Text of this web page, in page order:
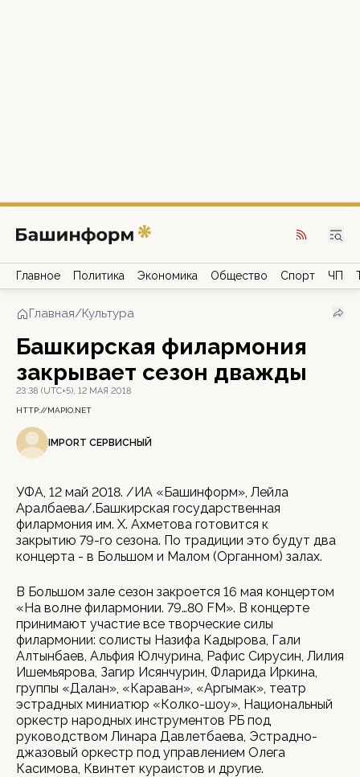
Главное Политика Экономика Общество Спорт ЧП
Главная/Культура
Башкирская филармония
закрывает сезон дважды
23:38 (UTC+5), 12 МАЯ 2018
HTTP://MAPIO.NET
IMPORT СЕРВИСНЫЙ
УФА, 12 май 2018. /ИА «Башинформ», Лейла
Аралбаева/.Башкирская государственная
филармония им. Х. Ахметова готовится к
закрытию 79-го сезона. По традиции это будут два
концерта - в Большом и Малом (Органном) залах.
В Большом зале сезон закроется 16 мая концертом
«На волне филармонии. 79…80 FM». В концерте
принимают участие все творческие силы
филармонии: солисты Назифа Кадырова, Гали
Алтынбаев, Альфия Юлчурина, Рафис Сирусин, Лилия
Ишемьярова, Загир Исянчурин, Фларида Иркина,
группы «Далан», «Караван», «Аргымак», театр
эстрадных миниатюр «Колко-шоу», Национальный
оркестр народных инструментов РБ под
руководством Линара Давлетбаева, Эстрадно-
джазовый оркестр под управлением Олега
Касимова, Квинтет кураистов и другие.